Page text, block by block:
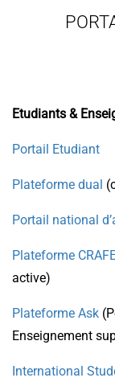
Etudiants &
Portail Etudiant
Plateforme dual
Portail national
Plateforme
active)
Plateforme Ask
Enseignement
International